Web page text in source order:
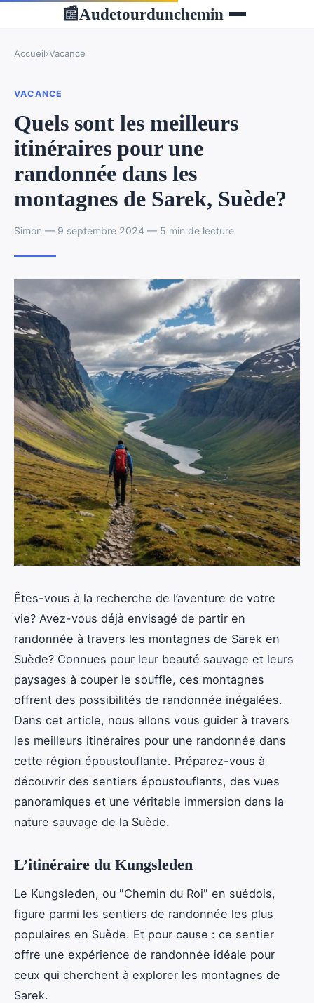
📰Audetourdunchemin
Accueil›Vacance
VACANCE
Quels sont les meilleurs
itinéraires pour une
randonnée dans les
montagnes de Sarek, Suède?
Simon — 9 septembre 2024 — 5 min de lecture
Êtes-vous à la recherche de l’aventure de votre
vie? Avez-vous déjà envisagé de partir en
randonnée à travers les montagnes de Sarek en
Suède? Connues pour leur beauté sauvage et leurs
paysages à couper le souffle, ces montagnes
offrent des possibilités de randonnée inégalées.
Dans cet article, nous allons vous guider à travers
les meilleurs itinéraires pour une randonnée dans
cette région époustouflante. Préparez-vous à
découvrir des sentiers époustouflants, des vues
panoramiques et une véritable immersion dans la
nature sauvage de la Suède.
L’itinéraire du Kungsleden
Le Kungsleden, ou "Chemin du Roi" en suédois,
figure parmi les sentiers de randonnée les plus
populaires en Suède. Et pour cause : ce sentier
offre une expérience de randonnée idéale pour
ceux qui cherchent à explorer les montagnes de
Sarek.